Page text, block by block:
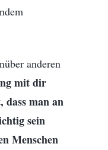
anderen
mit dir
dass man an
sein
Menschen